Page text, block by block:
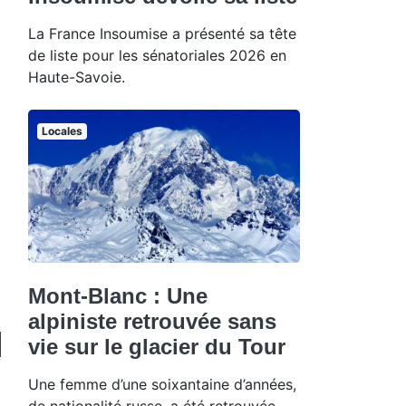
La France Insoumise a présenté sa tête
de liste pour les sénatoriales 2026 en
Haute-Savoie.
Locales
Mont-Blanc : Une
alpiniste retrouvée sans
vie sur le glacier du Tour
Une femme d’une soixantaine d’années,